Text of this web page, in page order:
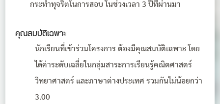
กระทำทุจริตในการสอบ ในช่วงเวลา 3 ปีที่ผ่านมา
คุณสมบัติเฉพาะ
นักเรียนที่เข้าร่วมโครงการ ต้องมีคุณสมบัติเฉพาะ โดย
ได้ค่าระดับเฉลี่ยในกลุ่มสาระการเรียนรู้คณิตศาสตร์
วิทยาศาสตร์ และภาษาต่างประเทศ รวมกันไม่น้อยกว่า
3.00